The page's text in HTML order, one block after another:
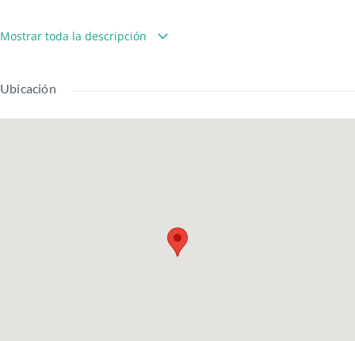
2 baño.
2 Balcones.
Mostrar toda la descripción
Ubicación